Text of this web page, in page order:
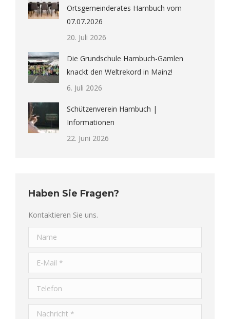
Ortsgemeinderates Hambuch vom
07.07.2026
20. Juli 2026
Die Grundschule Hambuch-Gamlen
knackt den Weltrekord in Mainz!
6. Juli 2026
Schützenverein Hambuch |
Informationen
22. Juni 2026
Haben Sie Fragen?
Kontaktieren Sie uns.
Name
E-Mail *
Telefon
Nachricht *